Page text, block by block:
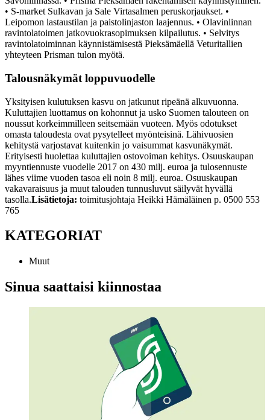
• S-market Sulkavan ja Sale Virtasalmen peruskorjaukset. •
Leipomon lastaustilan ja paistolinjaston laajennus. • Olavinlinnan
ravintolatoimen jatkovuokrasopimuksen kilpailutus. • Selvitys
ravintolatoiminnan käynnistämisestä Pieksämäellä Veturitallien
yhteyteen Prisman tulon myötä.
Talousnäkymät loppuvuodelle
Yksityisen kulutuksen kasvu on jatkunut ripeänä alkuvuonna.
Kuluttajien luottamus on kohonnut ja usko Suomen talouteen on
noussut korkeimmilleen seitsemään vuoteen. Myös odotukset
omasta taloudesta ovat pysytelleet myönteisinä. Lähivuosien
kehitystä varjostavat kuitenkin jo vaisummat kasvunäkymät.
Erityisesti huolettaa kuluttajien ostovoiman kehitys. Osuuskaupan
myyntiennuste vuodelle 2017 on 430 milj. euroa ja tulosennuste
lähes viime vuoden tasoa eli noin 8 milj. euroa. Osuuskaupan
vakavaraisuus ja muut talouden tunnusluvut säilyvät hyvällä
tasolla.Lisätietoja: toimitusjohtaja Heikki Hämäläinen p. 0500 553
765
KATEGORIAT
Muut
Sinua saattaisi kiinnostaa